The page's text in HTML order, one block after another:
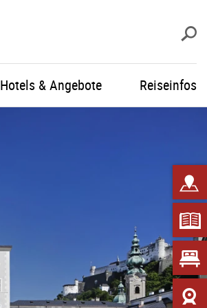
Hotels & Angebote Reiseinfos